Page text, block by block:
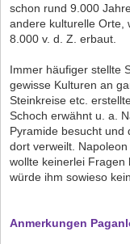
schon rund 9.000
andere kulturelle Orte,
8.000 v. d. Z. erbaut.
Immer häufiger stellte
gewisse Kulturen an
Steinkreise etc.
Schoch erwähnt u. a.
Pyramide besucht und
dort verweilt.
wollte keinerlei Fragen
würde ihm sowieso
Anmerkungen